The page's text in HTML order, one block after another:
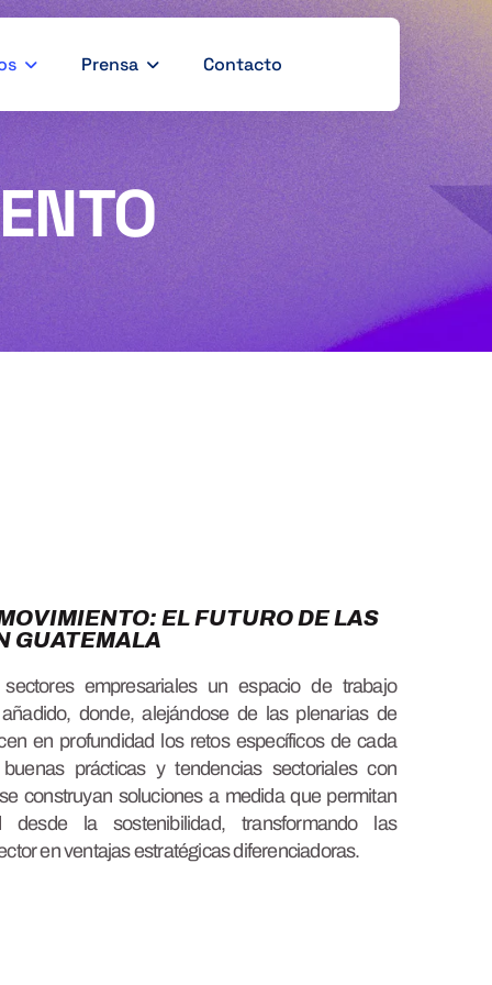
Prensa Contacto
EL FUTURO DE LAS
GUATEMALA
empresariales un espacio de trabajo
donde, alejándose de las plenarias de
en profundidad los retos específicos de cada
prácticas y tendencias sectoriales con
construyan soluciones a medida que permitan
desde la sostenibilidad, transformando las
en ventajas estratégicas diferenciadoras.